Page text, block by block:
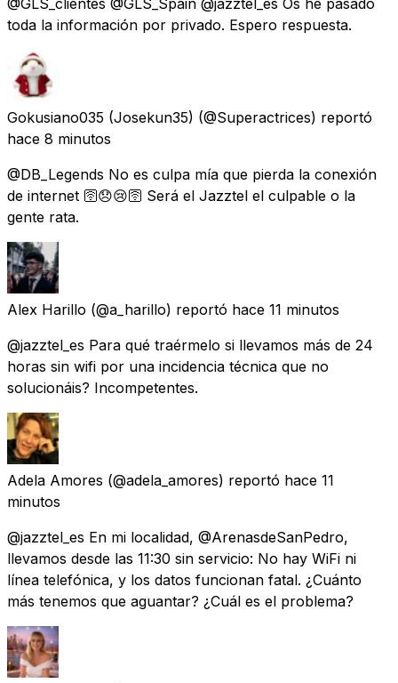
toda la información por privado. Espero respuesta.
Gokusiano035 (Josekun35) (@Superactrices) reportó
hace 8 minutos
@DB_Legends No es culpa mía que pierda la conexión
de internet 🛜😞😢🛜 Será el Jazztel el culpable o la
gente rata.
Alex Harillo (@a_harillo) reportó hace 11 minutos
@jazztel_es Para qué traérmelo si llevamos más de 24
horas sin wifi por una incidencia técnica que no
solucionáis? Incompetentes.
Adela Amores (@adela_amores) reportó hace 11
minutos
@jazztel_es En mi localidad, @ArenasdeSanPedro,
llevamos desde las 11:30 sin servicio: No hay WiFi ni
línea telefónica, y los datos funcionan fatal. ¿Cuánto
más tenemos que aguantar? ¿Cuál es el problema?